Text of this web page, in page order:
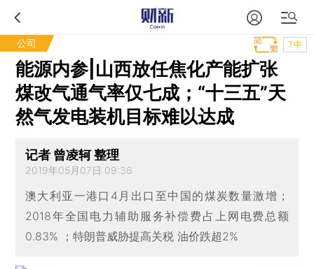
公司 T中
能源内参|山西放任焦化产能扩张
煤改气通气率仅七成；“十三五”天
然气发电装机目标难以达成
记者 曾凌轲 整理
2019年05月07日 09:36
澳大利亚一港口4月出口至中国的煤炭数量激增；
2018年全国电力辅助服务补偿费占上网电费总额
0.83% ；特朗普威胁提高关税 油价跌超2%